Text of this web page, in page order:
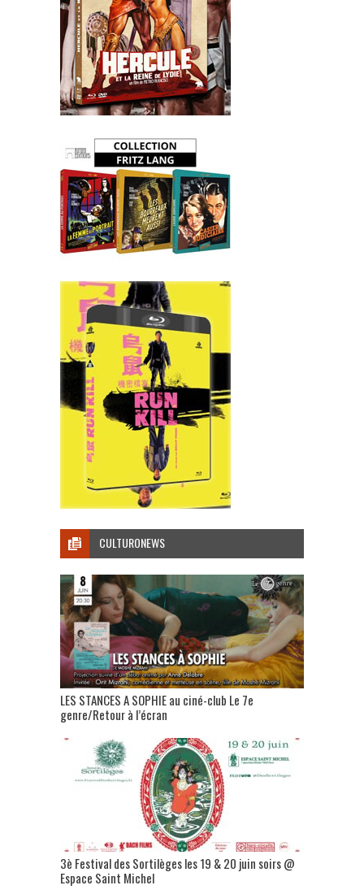
CULTURONEWS
LES STANCES A SOPHIE au ciné-club Le 7e
genre/Retour à l’écran
3è Festival des Sortilèges les 19 & 20 juin soirs @
Espace Saint Michel